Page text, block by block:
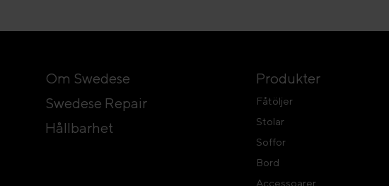
Om Swedese
Swedese Repair
Hållbarhet
Produkter
Fåtöljer
Stolar
Soffor
Bord
Accessoarer